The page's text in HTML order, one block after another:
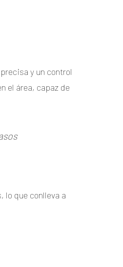
y un control
el área, capaz de
lo que conlleva a